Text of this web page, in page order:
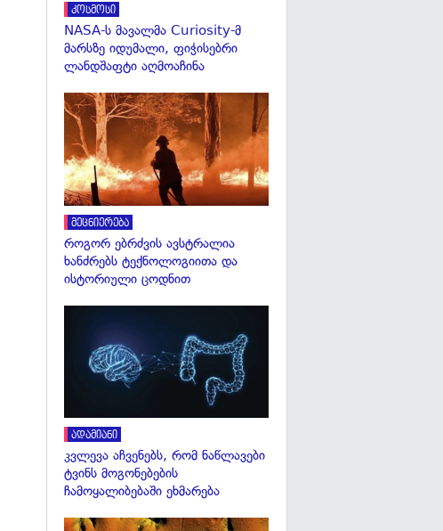
კოსმოსი
NASA-ს მავალმა Curiosity-მ
მარსზე იდუმალი, ფიჭისებრი
ლანდშაფტი აღმოაჩინა
მეცნიერება
როგორ ებრძვის ავსტრალია
ხანძრებს ტექნოლოგიითა და
ისტორიული ცოდნით
ადამიანი
კვლევა აჩვენებს, რომ ნაწლავები
ტვინს მოგონებების
ჩამოყალიბებაში ეხმარება